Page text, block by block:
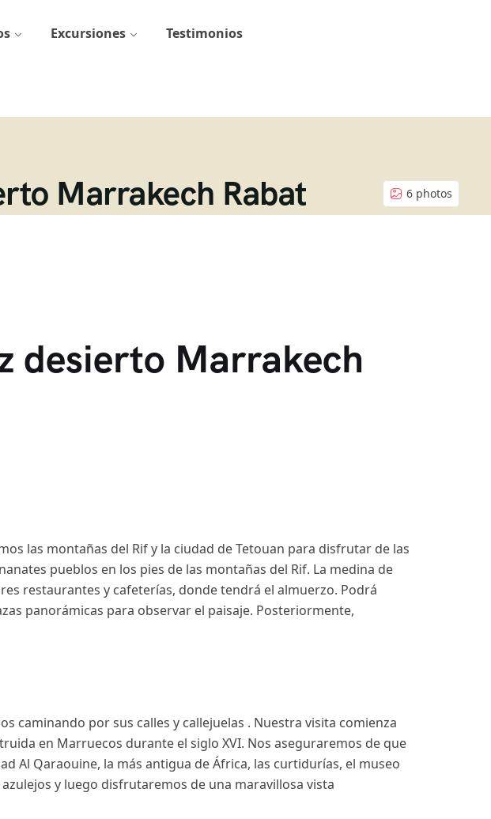
Excursiones Testimonios
Marrakech Rabat 6 photos
desierto Marrakech
las montañas del Rif y la ciudad de Tetouan para disfrutar de las
pueblos en los pies de las montañas del Rif. La medina de
restaurantes y cafeterías, donde tendrá el almuerzo. Podrá
panorámicas para observar el paisaje. Posteriormente,
caminando por sus calles y callejuelas . Nuestra visita comienza
en Marruecos durante el siglo XVI. Nos aseguraremos de que
Al Qaraouine, la más antigua de África, las curtidurías, el museo
y luego disfrutaremos de una maravillosa vista